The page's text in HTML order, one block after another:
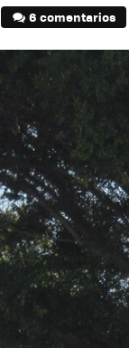
6 comentarios